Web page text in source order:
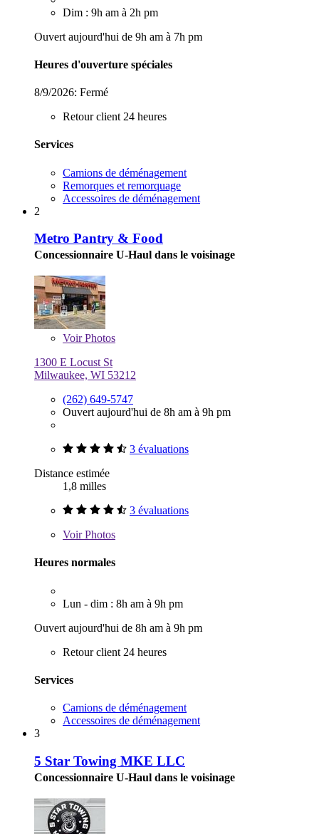
Dim : 9h am à 2h pm
Ouvert aujourd'hui de 9h am à 7h pm
Heures d'ouverture spéciales
8/9/2026: Fermé
Retour client 24 heures
Services
Camions de déménagement
Remorques et remorquage
Accessoires de déménagement
2
Metro Pantry & Food
Concessionnaire U-Haul dans le voisinage
VoirPhotos
1300 E Locust St
Milwaukee, WI 53212
(262) 649-5747
Ouvert aujourd'hui de 8h am à 9h pm
3 évaluations
Distance estimée
1,8 milles
3 évaluations
VoirPhotos
Heures normales
Lun - dim : 8h am à 9h pm
Ouvert aujourd'hui de 8h am à 9h pm
Retour client 24 heures
Services
Camions de déménagement
Accessoires de déménagement
3
5 Star Towing MKE LLC
Concessionnaire U-Haul dans le voisinage